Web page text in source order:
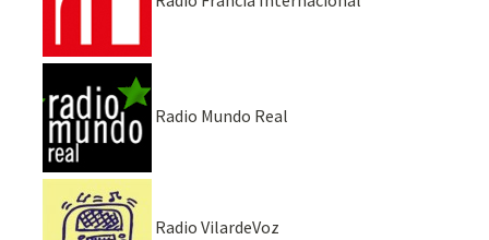
Radio Mundo Real
Radio VilardeVoz